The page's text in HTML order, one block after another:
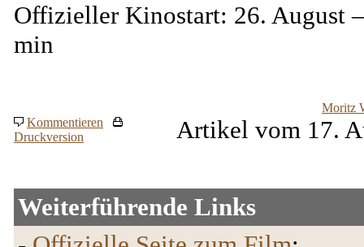
Offizieller Kinostart: 26. August
min
Moritz
Kommentieren
Druckversion
Artikel vom 17.
Weiterführende Links